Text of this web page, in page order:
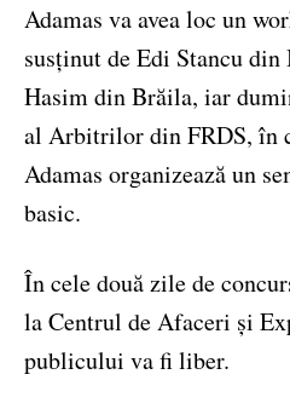
Adamas va avea loc un
susținut de Edi Stancu
Hasim din Brăila, iar
al Arbitrilor din FRDS, în
Adamas organizează un
basic.
În cele două zile de
la Centrul de Afaceri și
publicului va fi liber.